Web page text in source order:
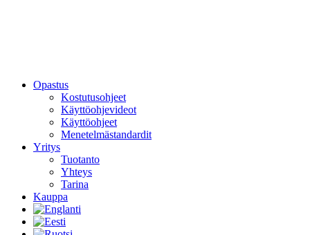
Opastus
Kostutusohjeet
Käyttöohjevideot
Käyttöohjeet
Menetelmästandardit
Yritys
Tuotanto
Yhteys
Tarina
Kauppa